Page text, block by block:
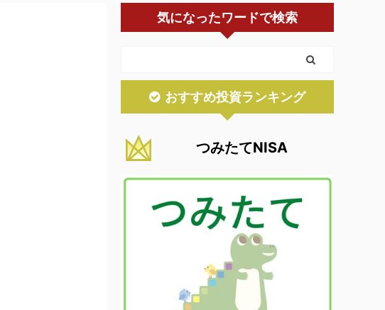
気になったワードで検索
おすすめ投資ランキング
つみたてNISA